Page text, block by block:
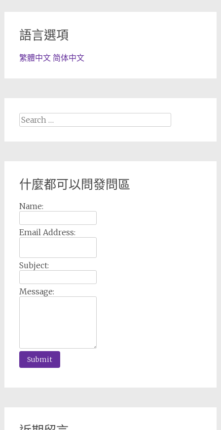
語言選項
繁體中文 简体中文
Search
for:
什麼都可以問發問區
Name:
Email Address:
Subject:
Message: